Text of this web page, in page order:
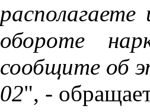
обороте
сообщите об
02", -